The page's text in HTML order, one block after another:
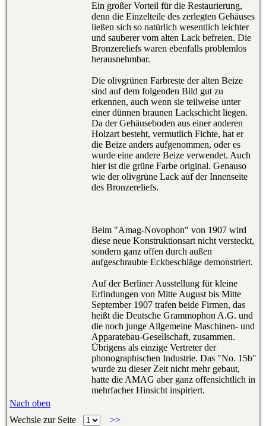
Ein großer Vorteil für die Restaurierung,
denn die Einzelteile des zerlegten Gehäuses
ließen sich so natürlich wesentlich leichter
und sauberer vom alten Lack befreien. Die
Bronzereliefs waren ebenfalls problemlos
herausnehmbar.
Die olivgrünen Farbreste der alten Beize
sind auf dem folgenden Bild gut zu
erkennen, auch wenn sie teilweise unter
einer dünnen braunen Lackschicht liegen.
Da der Gehäuseboden aus einer anderen
Holzart besteht, vermutlich Fichte, hat er
die Beize anders aufgenommen, oder es
wurde eine andere Beize verwendet. Auch
hier ist die grüne Farbe original. Genauso
wie der olivgrüne Lack auf der Innenseite
des Bronzereliefs.
Beim "Amag-Novophon" von 1907 wird
diese neue Konstruktionsart nicht versteckt,
sondern ganz offen durch außen
aufgeschraubte Eckbeschläge demonstriert.
Auf der Berliner Ausstellung für kleine
Erfindungen von Mitte August bis Mitte
September 1907 trafen beide Firmen, das
heißt die Deutsche Grammophon A.G. und
die noch junge Allgemeine Maschinen- und
Apparatebau-Gesellschaft, zusammen.
Übrigens als einzige Vertreter der
phonographischen Industrie. Das "No. 15b"
wurde zu dieser Zeit nicht mehr gebaut,
hatte die AMAG aber ganz offensichtlich in
mehrfacher Hinsicht inspiriert.
Nach oben
Wechsle zur Seite
>>